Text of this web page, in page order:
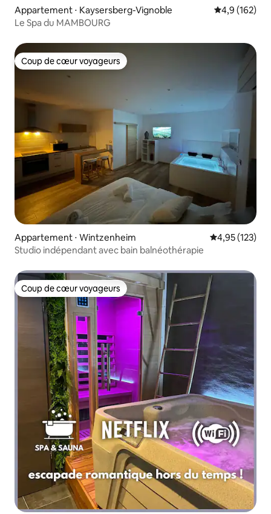
Appartement ⋅ Kaysersberg-Vignoble Évaluation
4,9 (162)
Le Spa du MAMBOURG
Coup de cœur voyageurs
Coup de cœur voyageurs
Appartement ⋅ Wintzenheim Évaluation
4,95 (123)
Studio indépendant avec bain balnéothérapie
Coup de cœur voyageurs
Coup de cœur voyageurs